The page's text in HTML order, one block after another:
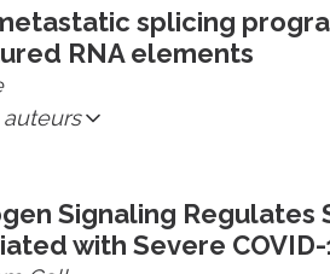
splicing
RNA elements
auteurs
Signaling Regulates
with Severe